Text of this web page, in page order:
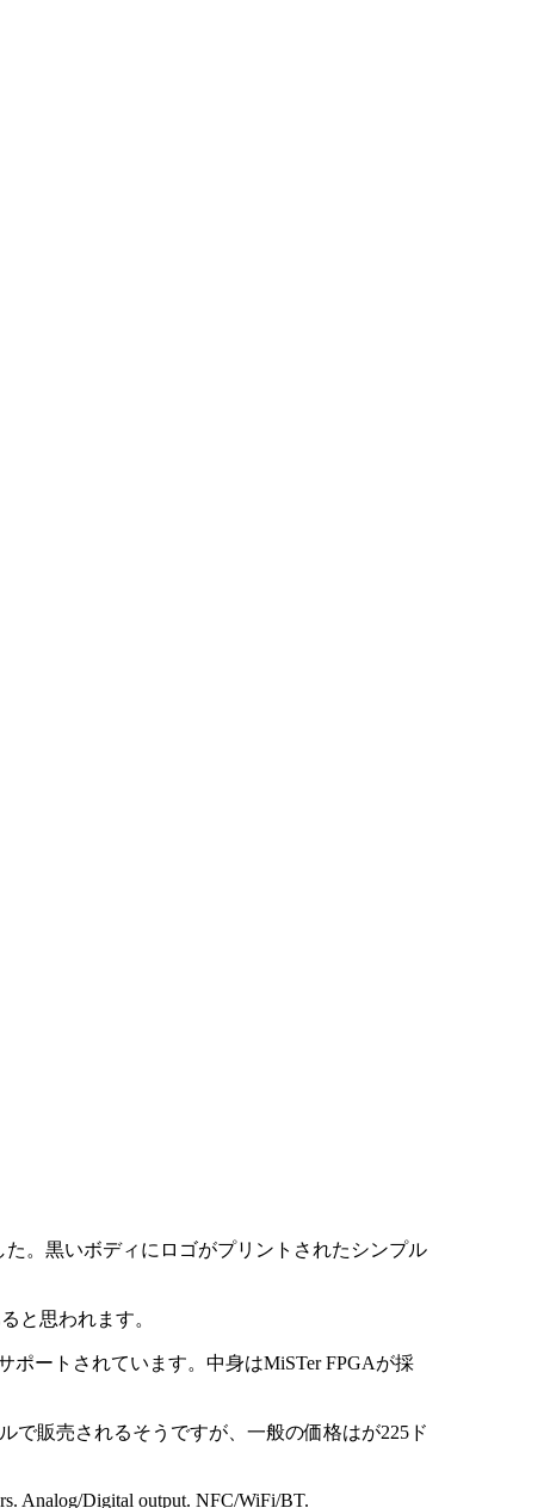
た。黒いボディにロゴがプリントされたシンプル
と思われます。
ポートされています。中身はMiSTer FPGAが採
で販売されるそうですが、一般の価格はが225ド
Analog/Digital output. NFC/WiFi/BT.